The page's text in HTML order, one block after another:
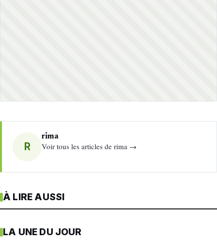
R
rima
Voir tous les articles de rima →
À LIRE AUSSI
LA UNE DU JOUR